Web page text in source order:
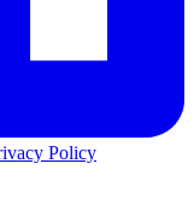
Policy